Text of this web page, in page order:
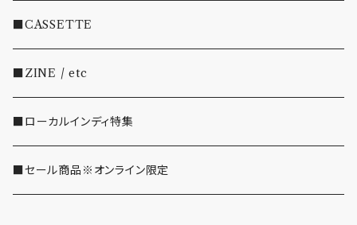
・EMO/PUNK/POST HC
・SHOEGAZE/DREAMPOP/POST ROCK
・OTHER(LOUD/JUNK/RAP/ etc...)
■CASSETTE
■ZINE / etc
■ローカルインディ特集
■セール商品※オンライン限定